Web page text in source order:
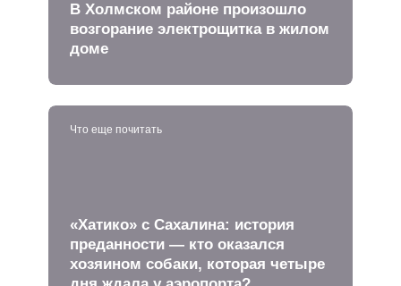
В Холмском районе произошло
возгорание электрощитка в жилом
доме
Что еще почитать
«Хатико» с Сахалина: история
преданности — кто оказался
хозяином собаки, которая четыре